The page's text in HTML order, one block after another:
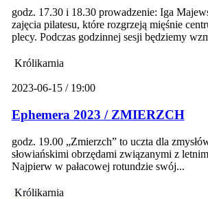
godz. 17.30 i 18.30 prowadzenie: Iga
zajęcia pilatesu, które rozgrzeją mięśnie
plecy. Podczas godzinnej sesji będziemy
Królikarnia
2023-06-15 / 19:00
Ephemera 2023 / ZMIERZCH
godz. 19.00 „Zmierzch” to uczta dla
słowiańskimi obrzędami związanymi z
Najpierw w pałacowej rotundzie swój...
Królikarnia